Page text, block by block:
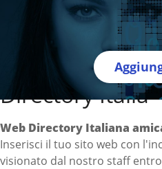
Directory Italia
Web Directory Italiana
Inserisci il tuo sito web con
visionato dal nostro staff